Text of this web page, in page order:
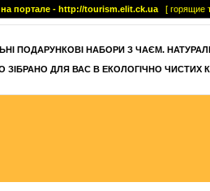
портале - http://tourism.elit.ck.ua [ горящие
ПОДАРУНКОВІ НАБОРИ З ЧАЄМ.
ЗІБРАНО ДЛЯ ВАС В ЕКОЛОГІЧНО ЧИСТИХ